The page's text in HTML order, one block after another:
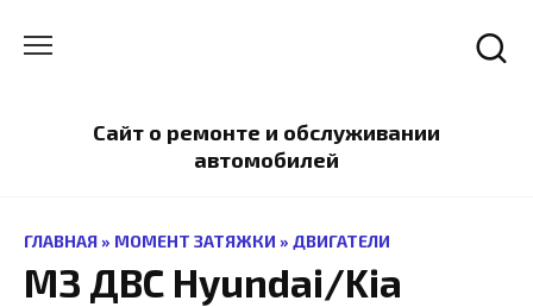
содержанию
Сайт о ремонте и обслуживании
автомобилей
ГЛАВНАЯ » МОМЕНТ ЗАТЯЖКИ » ДВИГАТЕЛИ
МЗ ДВС Hyundai/Kia